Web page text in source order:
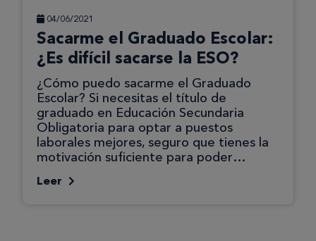
04/06/2021
Sacarme el Graduado Escolar:
¿Es difícil sacarse la ESO?
¿Cómo puedo sacarme el Graduado
Escolar? Si necesitas el título de
graduado en Educación Secundaria
Obligatoria para optar a puestos
laborales mejores, seguro que tienes la
motivación suficiente para poder…
Leer